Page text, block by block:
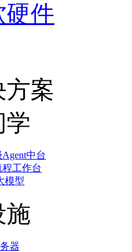
硬件
方案
学
中台
工作台
模型
施
器